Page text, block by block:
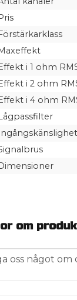
Pris
Förstärkarklass
Maxeffekt
Effekt i 1 ohm
Effekt i 2 ohm
Effekt i 4 ohm
Lågpassfilter
Ingångskänslighet
Dimensioner
om
oss något